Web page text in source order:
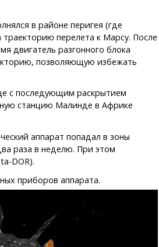
в районе перигея (где
перелета к Марсу. После
двигатель разгонного блока
позволяющую избежать
с последующим раскрытием
станцию Малинде в Африке
аппарат попадал в зоны
раза в неделю. При этом
DOR).
приборов аппарата.